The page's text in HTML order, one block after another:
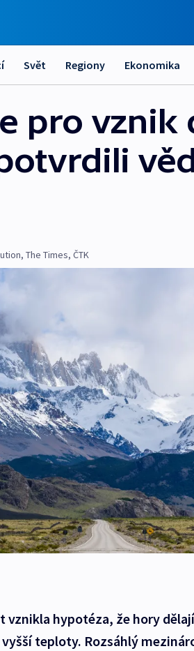
Svět Regiony Ekonomika
pro
, The Times, ČTK
vznikla hypotéza, že hory
teploty. Rozsáhlý